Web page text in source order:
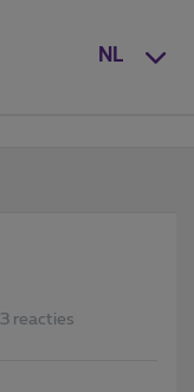
NL
3 reacties